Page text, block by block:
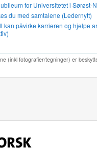
for Universitetet i Sørøst-
du med samtalene (Ledernytt)
kan påvirke karrieren og hjelpe
(inkl fotografier/tegninger) er